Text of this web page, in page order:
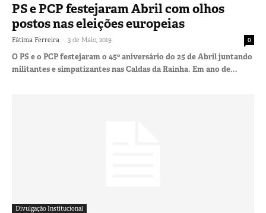
PS e PCP festejaram Abril com olhos
postos nas eleições europeias
Fátima Ferreira - 3 de Maio, 2019 0
O PS e o PCP festejaram o 45º aniversário do 25 de Abril juntando
militantes e simpatizantes nas Caldas da Rainha. Em ano de...
Divulgação Institucional